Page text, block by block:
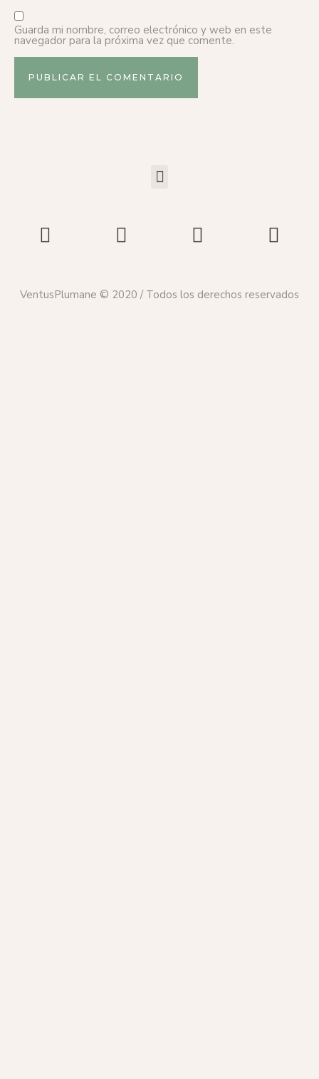
Guarda mi nombre, correo electrónico y web en este
navegador para la próxima vez que comente.
VentusPlumane © 2020 / Todos los derechos reservados